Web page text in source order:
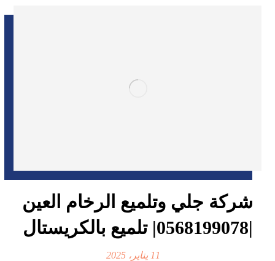
شركة جلي وتلميع الرخام العين
|0568199078| تلميع بالكريستال
11 يناير، 2025